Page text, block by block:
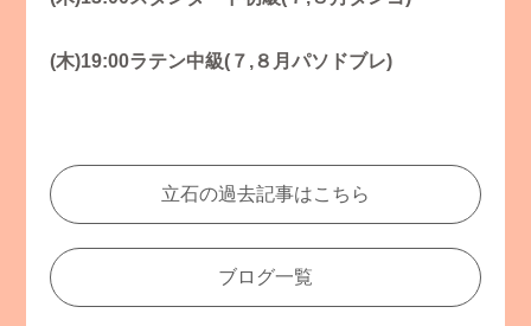
(木)19:00ラテン中級(７,８月パソドブレ)
立石の過去記事はこちら
ブログ一覧